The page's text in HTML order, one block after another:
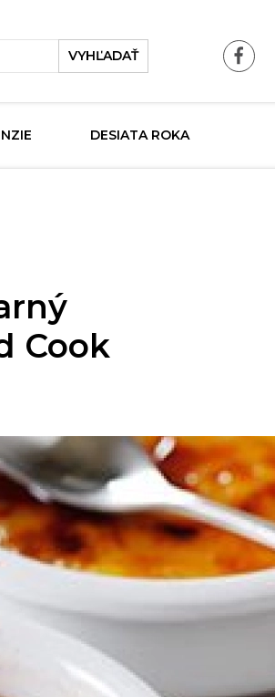
VYHĽADAŤ
DESIATA ROKA
Cook